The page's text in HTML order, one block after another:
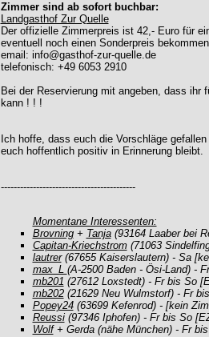
Zimmer sind ab sofort buchbar:
Landgasthof Zur Quelle
Der offizielle Zimmerpreis ist 42,- Euro für
eventuell noch einen Sonderpreis bekommen
email: info@gasthof-zur-quelle.de
telefonisch: +49 6053 2910
Bei der Reservierung mit angeben, dass ihr
kann ! ! !
Ich hoffe, dass euch die Vorschläge
euch hoffentlich positiv in Erinnerung bleibt.
------------------------------------------
Momentane Interessenten:
Brovning+ Tanja(93164 Laaber bei
Capitan-Kriechstrom(71063
lautrer(67655 Kaiserslautern) - Sa
max_L (A-2500 Baden - Ösi-Land) -
mb201 (27612 Loxstedt) - Fr bis So
mb202(21629 Neu Wulmstorf) - Fr
Popey24(63699 Kefenrod) - [kein
Reussi(97346 Iphofen) - Fr bis So
Wolf+ Gerda (nähe München) - Fr